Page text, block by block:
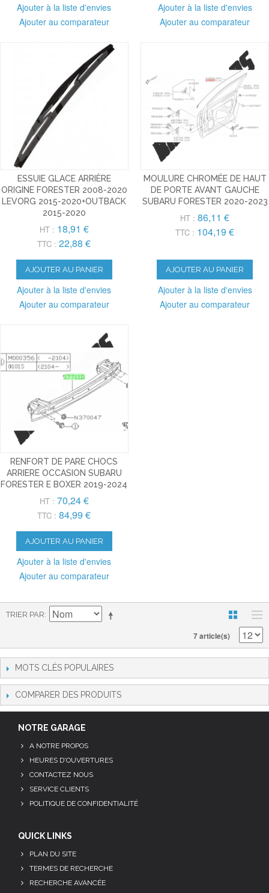
Ajouter à la liste d'envies
Ajouter au comparateur
Ajouter à la liste d'envies
Ajouter au comparateur
ESSUIE GLACE ARRIÈRE
ORIGINE FORESTER 2008-2020
LEVORG 2015-2020+OUTBACK
2015-2020
HT : 18,91 €
TTC : 22,88 €
AJOUTER AU PANIER
Ajouter à la liste d'envies
Ajouter au comparateur
MOULURE CHROMÉE DE HAUT
DE PORTE AVANT GAUCHE
SUBARU FORESTER 2020-2023
HT : 86,11 €
TTC : 104,19 €
AJOUTER AU PANIER
Ajouter à la liste d'envies
Ajouter au comparateur
RENFORT DE PARE CHOCS
ARRIERE OCCASION SUBARU
FORESTER E BOXER 2019-2024
HT : 70,24 €
TTC : 84,99 €
AJOUTER AU PANIER
Ajouter à la liste d'envies
Ajouter au comparateur
TRIER PAR
7 article(s)
MOTS CLÉS POPULAIRES
COMPARER DES PRODUITS
NOTRE GARAGE
A NOTRE PROPOS
HEURES D'OUVERTURES
CONTACTEZ NOUS
SERVICE CLIENTS
POLITIQUE DE CONFIDENTIALITÉ
QUICK LINKS
PLAN DU SITE
TERMES DE RECHERCHE
RECHERCHE AVANCÉE